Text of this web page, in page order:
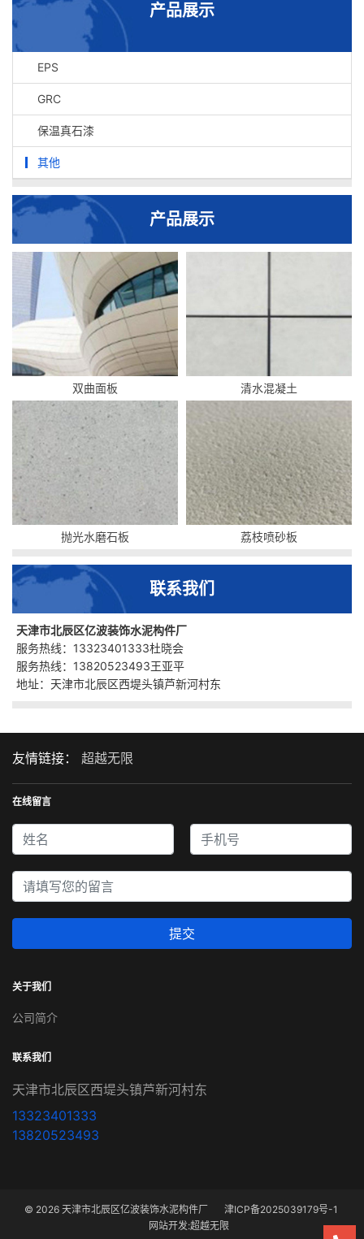
产品展示
EPS
GRC
保温真石漆
其他
产品展示
双曲面板 清水混凝土
抛光水磨石板 荔枝喷砂板
联系我们
天津市北辰区亿波装饰水泥构件厂
服务热线：13323401333杜晓会
服务热线：13820523493王亚平
地址：天津市北辰区西堤头镇芦新河村东
友情链接： 超越无限
在线留言
提交
关于我们
公司简介
联系我们
天津市北辰区西堤头镇芦新河村东
13323401333
13820523493
© 2026 天津市北辰区亿波装饰水泥构件厂
津ICP备2025039179号-1
网站开发:超越无限